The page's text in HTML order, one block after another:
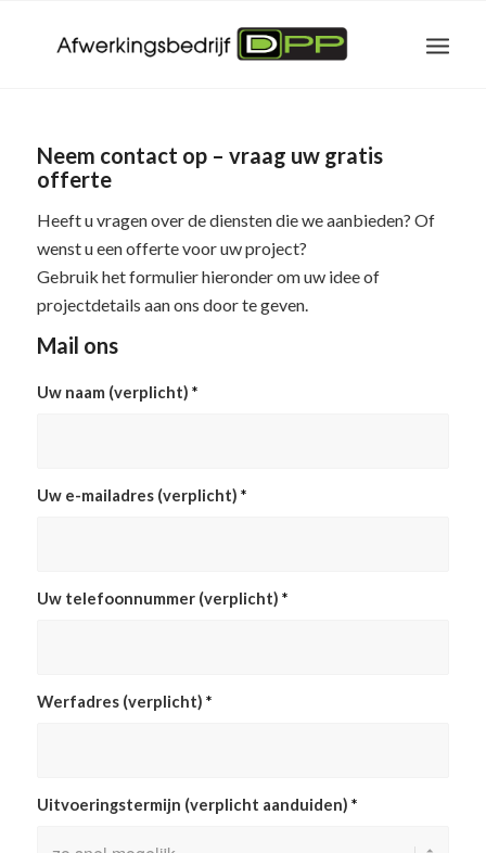
Neem contact op – vraag uw gratis
offerte
Heeft u vragen over de diensten die we aanbieden? Of
wenst u een offerte voor uw project?
Gebruik het formulier hieronder om uw idee of
projectdetails aan ons door te geven.
Mail ons
Uw naam (verplicht) *
Uw e-mailadres (verplicht) *
Uw telefoonnummer (verplicht) *
Werfadres (verplicht) *
Uitvoeringstermijn (verplicht aanduiden) *